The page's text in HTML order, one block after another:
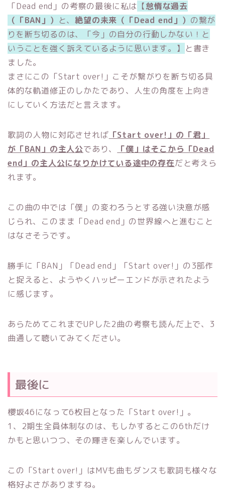
「Dead end」の考察の最後に私は 【怠惰な過去
（「BAN」） と、絶望の未来（「Dead end」） の繋が
りを断ち切るのは、「今」の自分の行動しかない！と
いうことを強く訴えているように思います。】 と書き
ました。
まさにこの「Start over!」こそが繋がりを断ち切る具
体的な軌道修正のしかたであり、人生の角度を上向き
にしていく方法だと言えます。
歌詞の人物に対応させれば 「Start over!」の「君」
が「BAN」の主人公であり、
「僕」はそこから「Dead
end」の主人公になりかけている途中の存在だと考えら
れます。
この曲の中では「僕」の変わろうとする強い決意が感
じられ、このまま「Dead end」の世界線へと進むこと
はなさそうです。
勝手に「BAN」「Dead end」「Start over!」の3部作
と捉えると、ようやくハッピーエンドが示されたよう
に感じます。
あらためてこれまでUPした2曲の考察も読んだ上で、3
曲通して聴いてみてください。
最後に
櫻坂46になって6枚目となった「Start over!」。
1、2期生全員体制なのは、もしかするとこの6thだけ
かもと思いつつ、その輝きを楽しんでいます。
この「Start over!」はMVも曲もダンスも歌詞も様々な
格好よさがありますね。